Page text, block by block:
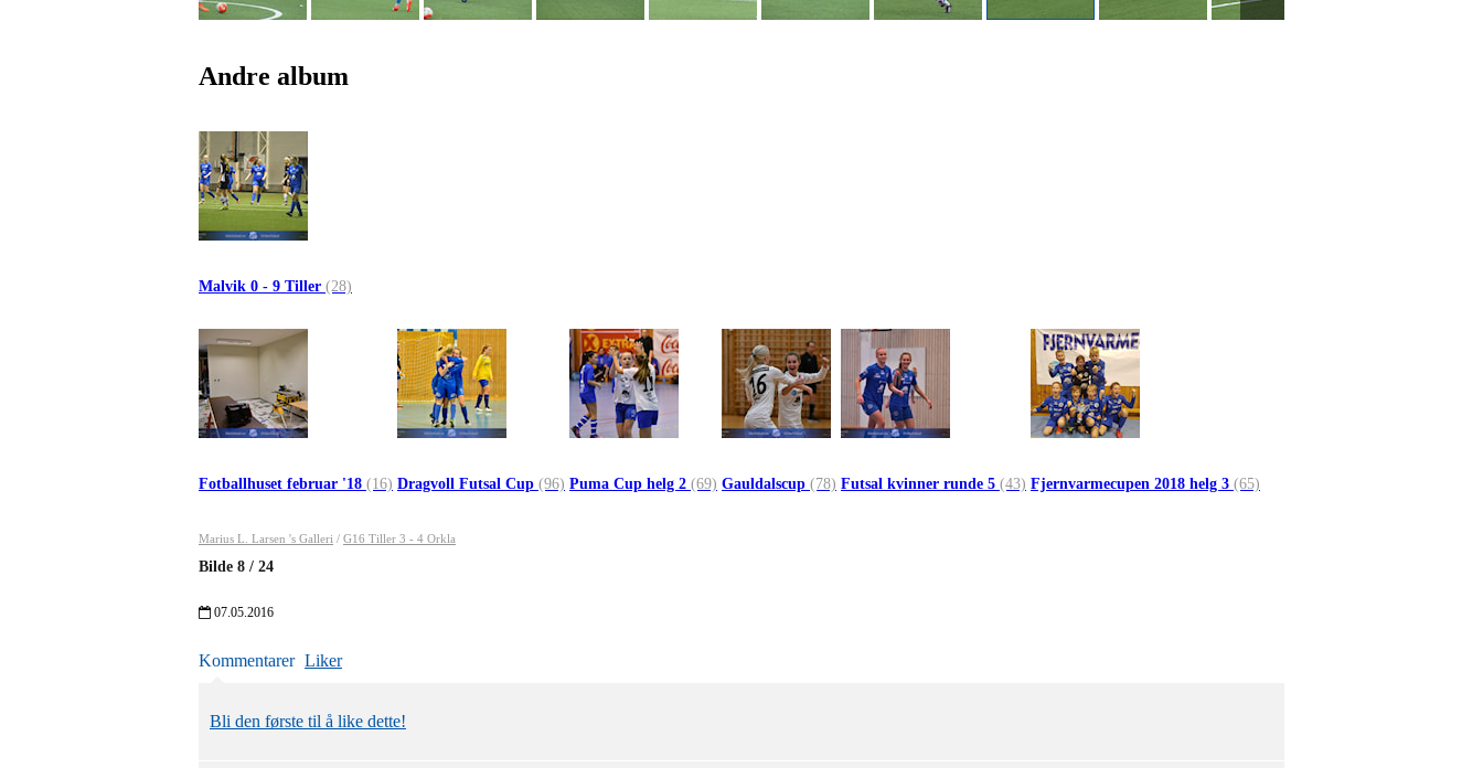
Andre album
Malvik 0 - 9 Tiller (28)
Fotballhuset februar '18 (16) Dragvoll Futsal Cup (96) Puma Cup helg 2 (69) Gauldalscup (78) Futsal kvinner runde 5 (43) Fjernvarmecupen 2018 helg 3 (65)
Marius L. Larsen 's Galleri / G16 Tiller 3 - 4 Orkla
Bilde 8 / 24
07.05.2016
Kommentarer Liker
Bli den første til å like dette!